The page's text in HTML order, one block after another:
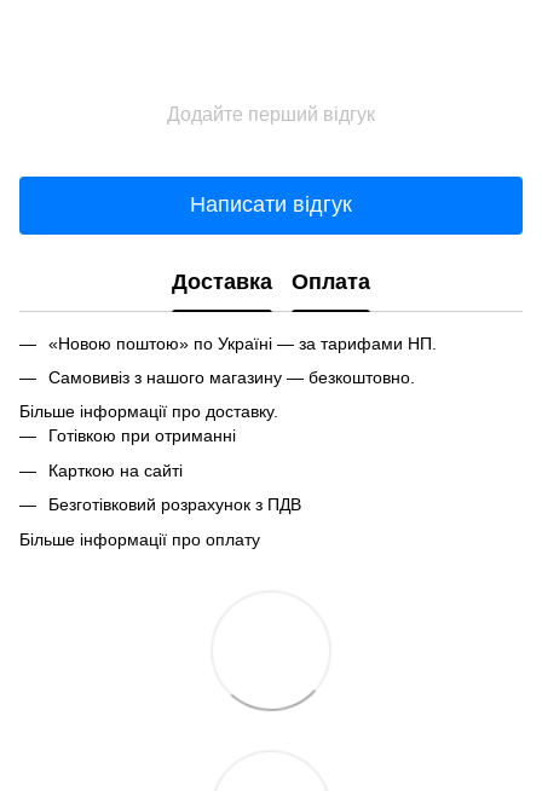
Додайте перший відгук
Написати відгук
Доставка Оплата
«Новою поштою» по Україні — за тарифами НП.
Самовивіз з нашого магазину — безкоштовно.
Більше інформації про доставку.
Готівкою при отриманні
Карткою на сайті
Безготівковий розрахунок з ПДВ
Більше інформації про оплату